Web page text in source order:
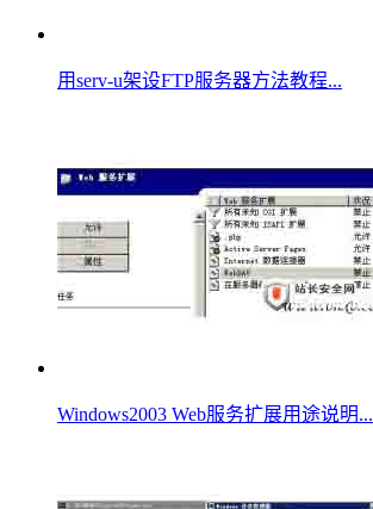
用serv-u架设FTP服务器方法教程...
Windows2003 Web服务扩展用途说明...